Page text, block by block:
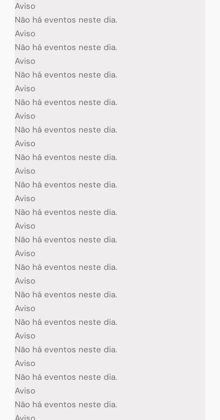
Aviso
Não há eventos neste dia.
Aviso
Não há eventos neste dia.
Aviso
Não há eventos neste dia.
Aviso
Não há eventos neste dia.
Aviso
Não há eventos neste dia.
Aviso
Não há eventos neste dia.
Aviso
Não há eventos neste dia.
Aviso
Não há eventos neste dia.
Aviso
Não há eventos neste dia.
Aviso
Não há eventos neste dia.
Aviso
Não há eventos neste dia.
Aviso
Não há eventos neste dia.
Aviso
Não há eventos neste dia.
Aviso
Não há eventos neste dia.
Aviso
Não há eventos neste dia.